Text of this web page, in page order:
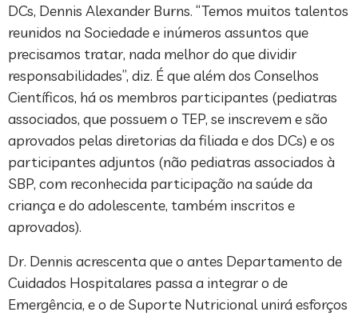
DCs, Dennis Alexander Burns. “Temos muitos talentos
reunidos na Sociedade e inúmeros assuntos que
precisamos tratar, nada melhor do que dividir
responsabilidades”, diz. É que além dos Conselhos
Científicos, há os membros participantes (pediatras
associados, que possuem o TEP, se inscrevem e são
aprovados pelas diretorias da filiada e dos DCs) e os
participantes adjuntos (não pediatras associados à
SBP, com reconhecida participação na saúde da
criança e do adolescente, também inscritos e
aprovados).
Dr. Dennis acrescenta que o antes Departamento de
Cuidados Hospitalares passa a integrar o de
Emergência, e o de Suporte Nutricional unirá esforços